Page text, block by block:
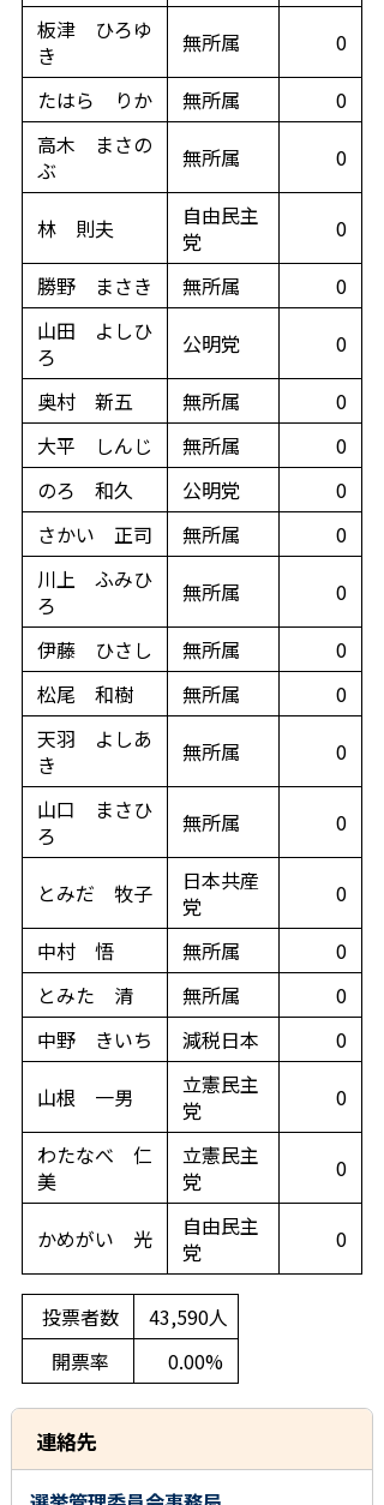
板津 ひろゆ
き
無所属
0
たはら りか
無所属
0
高木 まさの
ぶ
無所属 0
林 則夫
自由民主
党
0
勝野 まさき
無所属
0
山田 よしひ
ろ
公明党
0
奥村 新五
無所属
0
大平 しんじ
無所属
0
のろ 和久
公明党
0
さかい 正司
無所属
0
川上 ふみひ
ろ
無所属
0
伊藤 ひさし
無所属
0
松尾 和樹
無所属
0
天羽 よしあ
き
無所属
0
山口 まさひ
ろ
無所属 0
とみだ 牧子
日本共産
党
0
中村 悟
無所属
0
とみた 清
無所属
0
中野 きいち
減税日本
0
山根 一男
立憲民主
党
0
わたなべ 仁
美
立憲民主
党
0
かめがい 光
自由民主
党
0
投票者数
43,590人
開票率
0.00%
連絡先